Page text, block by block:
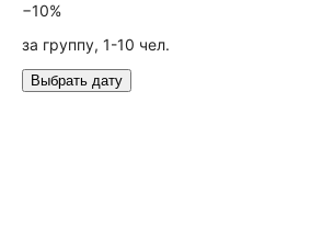
−10%
за группу, 1-10 чел.
Выбрать дату